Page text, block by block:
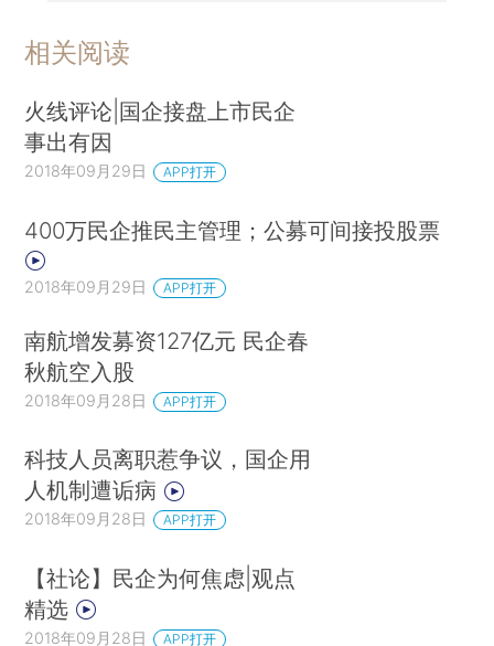
相关阅读
火线评论|国企接盘上市民企
事出有因
2018年09月29日 APP打开
400万民企推民主管理；公募可间接投股票
2018年09月29日 APP打开
南航增发募资127亿元 民企春
秋航空入股
2018年09月28日 APP打开
科技人员离职惹争议，国企用
人机制遭诟病
2018年09月28日 APP打开
【社论】民企为何焦虑|观点
精选
2018年09月28日 APP打开